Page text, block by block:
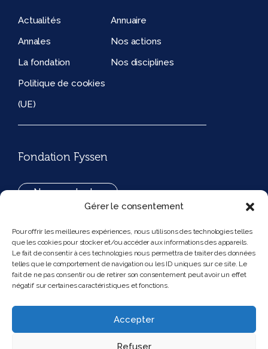
Gérer le consentement
Pour offrir les meilleures expériences, nous utilisons des technologies telles
que les cookies pour stocker et/ou accéder aux informations des appareils.
Le fait de consentir à ces technologies nous permettra de traiter des données
telles que le comportement de navigation ou les ID uniques sur ce site. Le
fait de ne pas consentir ou de retirer son consentement peut avoir un effet
négatif sur certaines caractéristiques et fonctions.
Accepter
Refuser
Actualités
Annuaire
Annales
Nos actions
La fondation
Nos disciplines
Politique de cookies
(UE)
Fondation Fyssen
Nous contacter
194, rue de Rivoli 75001 Paris France
Nous suivre